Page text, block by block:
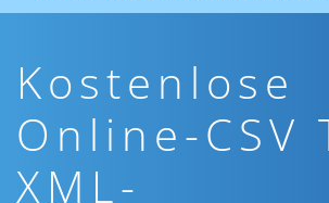
Kostenlose
Online-CSV
XML-